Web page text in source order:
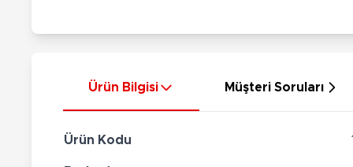
Ürün Bilgisi Müşteri Soruları
Ürün Kodu